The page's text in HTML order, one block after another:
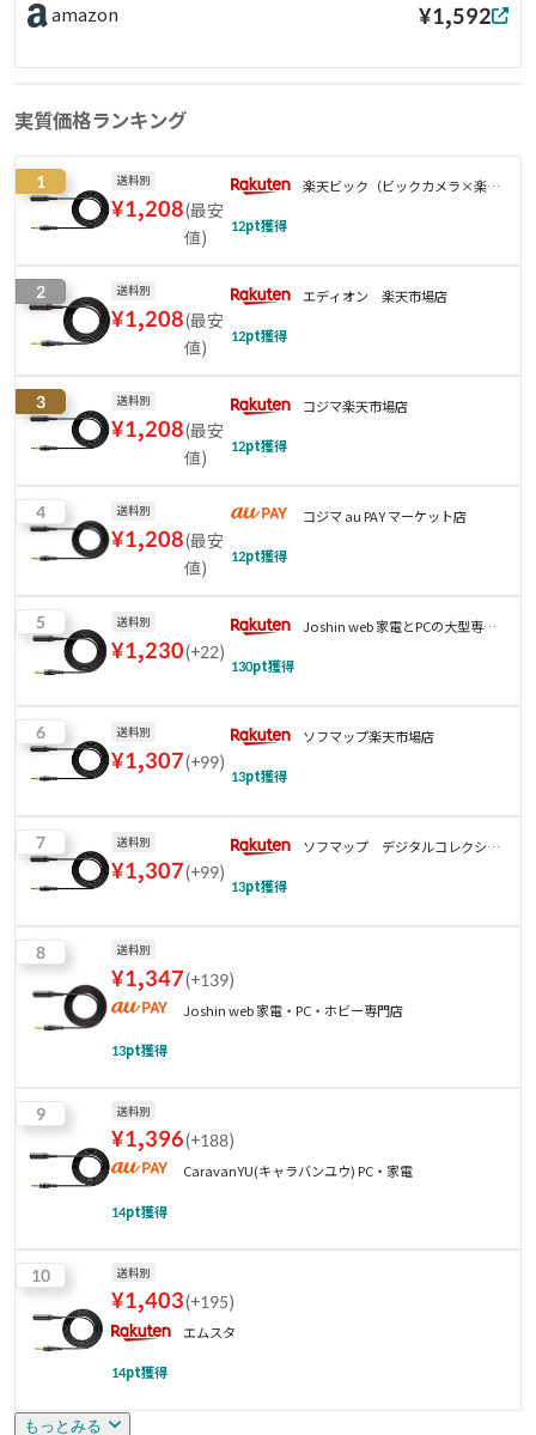
amazon ¥1,592
実質価格ランキング
1 送料別
¥1,208(最安
値)
楽天ビック（ビックカメラ×楽
12pt獲得
2 送料別
¥1,208(最安
値)
エディオン 楽天市場店
12pt獲得
3 送料別
¥1,208(最安
値)
コジマ楽天市場店
12pt獲得
4 送料別
¥1,208(最安
値)
コジマ au PAY マーケット店
12pt獲得
5 送料別
¥1,230(+22)
Joshin web 家電とPCの大型専門
130pt獲得
6 送料別
¥1,307(+99)
ソフマップ楽天市場店
13pt獲得
7 送料別
¥1,307(+99)
ソフマップ デジタルコレクショ
13pt獲得
8 送料別
¥1,347(+139)
Joshin web 家電・PC・ホビー専門店
13pt獲得
9 送料別
¥1,396(+188)
CaravanYU(キャラバンユウ) PC・家電
14pt獲得
10 送料別
¥1,403(+195)
エムスタ
14pt獲得
もっとみる